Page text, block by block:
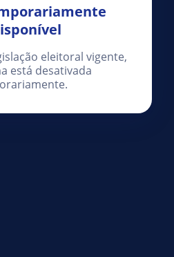
eleitoral vigente,
está desativada